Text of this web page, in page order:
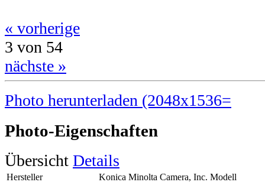
« vorherige
3 von 54
nächste »
Photo herunterladen (2048x1536=
Photo-Eigenschaften
Übersicht Details
Hersteller Konica Minolta Camera, Inc. Modell